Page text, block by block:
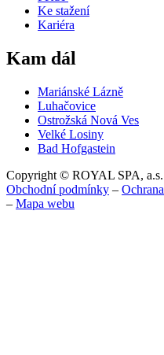
Ke stažení
Kariéra
Kam dál
Mariánské Lázně
Luhačovice
Ostrožská Nová Ves
Velké Losiny
Bad Hofgastein
Copyright © ROYAL SPA, a.s.
Obchodní podmínky –
– Mapa webu